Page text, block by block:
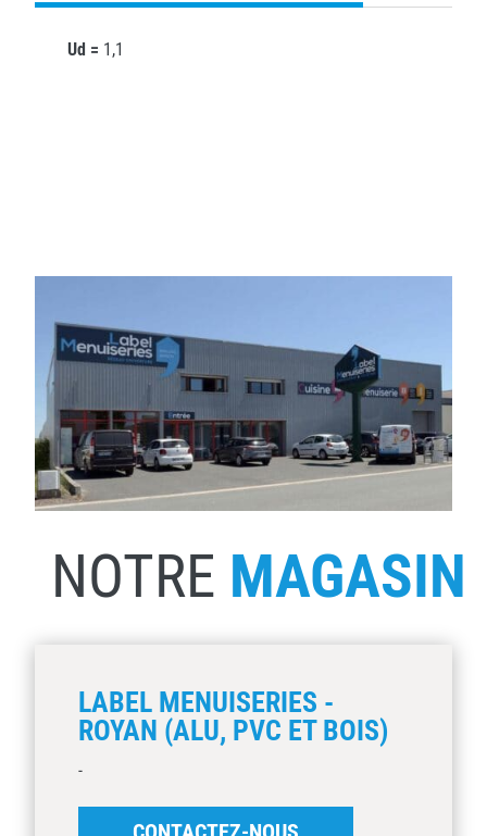
Ud = 1,1
NOTRE MAGASIN
LABEL MENUISERIES -
ROYAN (ALU, PVC ET BOIS)
-